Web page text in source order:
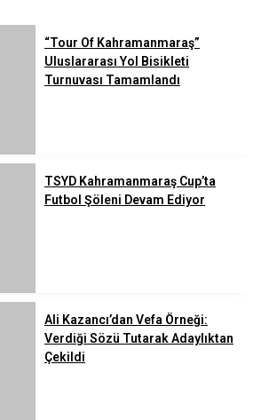
“Tour Of Kahramanmaraş”
Uluslararası Yol Bisikleti
Turnuvası Tamamlandı
TSYD Kahramanmaraş Cup’ta
Futbol Şöleni Devam Ediyor
Ali Kazancı’dan Vefa Örneği:
Verdiği Sözü Tutarak Adaylıktan
Çekildi